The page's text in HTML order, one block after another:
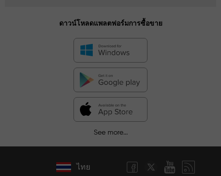
ดาวน์โหลดแพลตฟอร์มการซื้อขาย
See more...
ไทย